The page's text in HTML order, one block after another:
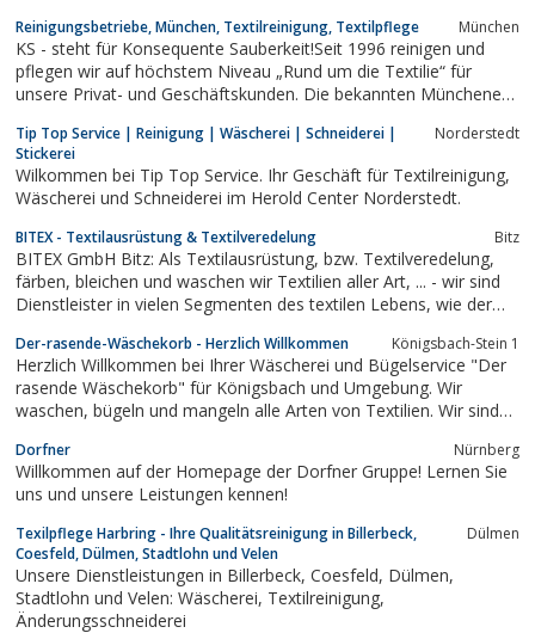
bestmöglichem Kundendienst. Dabei können wir jederzeit auf
Ihre Wünsche eingehen. Unseren...
Reinigungsbetriebe, München, Textilreinigung, Textilpflege München
KS - steht für Konsequente Sauberkeit!Seit 1996 reinigen und
pflegen wir auf höchstem Niveau „Rund um die Textilie“ für
unsere Privat- und Geschäftskunden. Die bekannten Münchener
unter das Dach von KS Cleaning. Dadurch konnte das
Leistungsspektrum und...
Tip Top Service | Reinigung | Wäscherei | Schneiderei |
Stickerei
Norderstedt
Wilkommen bei Tip Top Service. Ihr Geschäft für Textilreinigung,
Wäscherei und Schneiderei im Herold Center Norderstedt.
BITEX - Textilausrüstung & Textilveredelung Bitz
BITEX GmbH Bitz: Als Textilausrüstung, bzw. Textilveredelung,
färben, bleichen und waschen wir Textilien aller Art, ... - wir sind
Dienstleister in vielen Segmenten des textilen Lebens, wie der
Der-rasende-Wäschekorb - Herzlich Willkommen Königsbach-Stein 1
Herzlich Willkommen bei Ihrer Wäscherei und Bügelservice "Der
rasende Wäschekorb" für Königsbach und Umgebung. Wir
waschen, bügeln und mangeln alle Arten von Textilien. Wir sind
Partner, der in allen Bereichen der modernen Textilpflege tätig
ist. Ob...
Dorfner Nürnberg
Willkommen auf der Homepage der Dorfner Gruppe! Lernen Sie
uns und unsere Leistungen kennen!
Texilpflege Harbring - Ihre Qualitätsreinigung in Billerbeck,
Coesfeld, Dülmen, Stadtlohn und Velen
Dülmen
Unsere Dienstleistungen in Billerbeck, Coesfeld, Dülmen,
Stadtlohn und Velen: Wäscherei, Textilreinigung,
Änderungsschneiderei